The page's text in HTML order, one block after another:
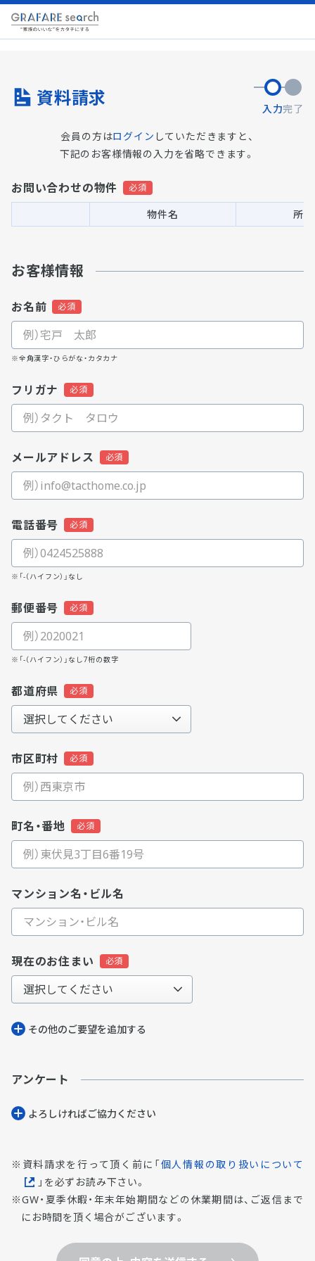
資料請求 入力完了
会員の方はログイン していただきますと、
下記のお客様情報の入力を省略できます。
お問い合わせの物件
物件名 所
お客様情報
お名前
※全角漢字・ひらがな・カタカナ
フリガナ
メールアドレス
電話番号
※「-（ハイフン）」なし
郵便番号
※「-（ハイフン）」なし7桁の数字
都道府県
市区町村
町名・番地
マンション名・ビル名
現在のお住まい
その他のご要望を追加する
アンケート
よろしければご協⼒ください
資料請求を行って頂く前に「個人情報の取り扱いについて
」を必ずお読み下さい。
GW・夏季休暇・年末年始期間などの休業期間は、ご返信まで
にお時間を頂く場合がございます。